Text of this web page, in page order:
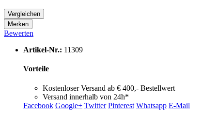
Vergleichen
Merken
Bewerten
Artikel-Nr.: 11309
Vorteile
Kostenloser Versand ab € 400,- Bestellwert
Versand innerhalb von 24h*
Facebook Google+ Twitter Pinterest Whatsapp E-Mail